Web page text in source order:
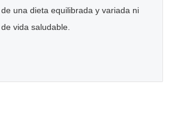
una dieta equilibrada y variada ni
vida saludable.